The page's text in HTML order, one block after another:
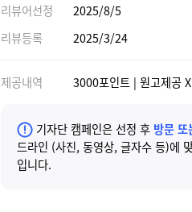
리뷰어선정
2025/8/5
리뷰등록
2025/3/24
제공내역 3000포인트 | 원고제공 X
기자단 캠페인은 선정 후 방문 또
드라인 (사진, 동영상, 글자수 등)에
입니다.